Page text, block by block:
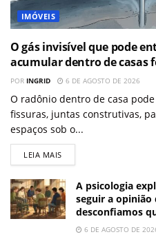
IMÓVEIS
O gás invisível que pode
acumular dentro de casas
POR INGRID 6 DE AGOSTO DE 2026
O radônio dentro de casa
fissuras, juntas construtivas,
espaços sob o...
LEIA MAIS
A psicologia
seguir a
desconfiamos
6 DE AGOSTO DE